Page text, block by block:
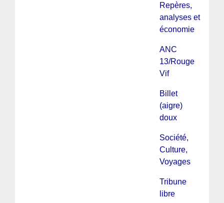
Repères,
analyses et
économie
ANC
13/Rouge
Vif
Billet
(aigre)
doux
Société,
Culture,
Voyages
Tribune
libre